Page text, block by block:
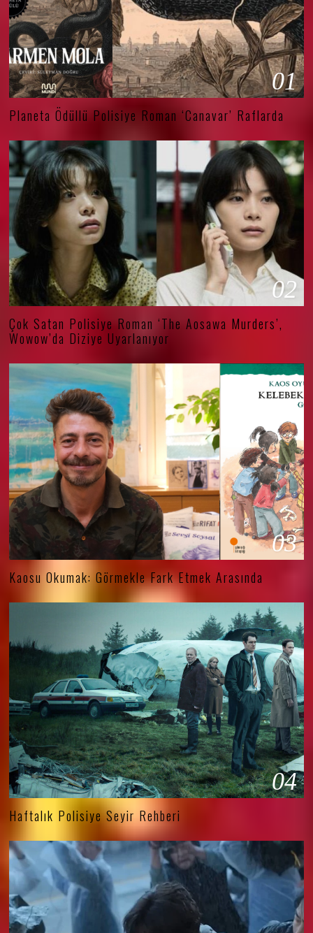
01
Planeta Ödüllü Polisiye Roman ‘Canavar’ Raflarda
02
Çok Satan Polisiye Roman ‘The Aosawa Murders’,
Wowow’da Diziye Uyarlanıyor
03
Kaosu Okumak: Görmekle Fark Etmek Arasında
04
Haftalık Polisiye Seyir Rehberi